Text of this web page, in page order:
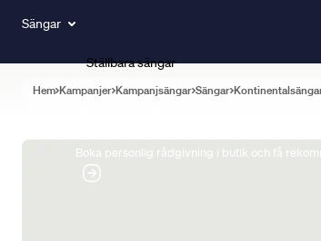
Sängar
Ställbara sängar
Boka personlig rådgivning i butik och få
Hem Kampanjer Kampanjsängar Sängar